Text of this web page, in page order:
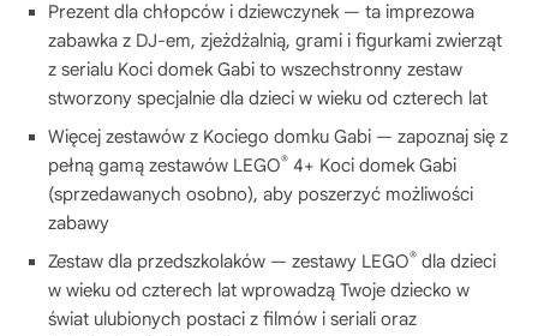
Prezent dla chłopców i dziewczynek — ta imprezowa
zabawka z DJ-em, zjeżdżalnią, grami i figurkami zwierząt
z serialu Koci domek Gabi to wszechstronny zestaw
stworzony specjalnie dla dzieci w wieku od czterech lat
Więcej zestawów z Kociego domku Gabi — zapoznaj się z
pełną gamą zestawów LEGO® 4+ Koci domek Gabi
(sprzedawanych osobno), aby poszerzyć możliwości
zabawy
Zestaw dla przedszkolaków — zestawy LEGO® dla dzieci
w wieku od czterech lat wprowadzą Twoje dziecko w
świat ulubionych postaci z filmów i seriali oraz